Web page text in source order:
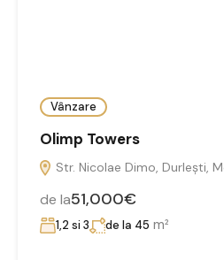
Vânzare
Olimp Towers
Str. Nicolae Dimo, Durleşti,
de la51,000€
1,2 si 3 de la 45 m²